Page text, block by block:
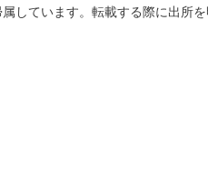
しています。転載する際に出所を